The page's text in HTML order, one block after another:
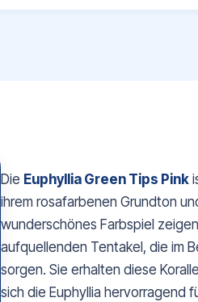
Die Euphyllia Green Tips Pink
ihrem rosafarbenen Grundton
wunderschönes Farbspiel
aufquellenden Tentakel, die im
sorgen. Sie erhalten diese
sich die Euphyllia hervorragend